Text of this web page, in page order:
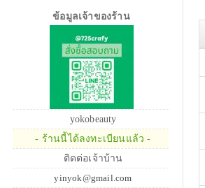
ข้อมูลเจ้าของร้าน
yokobeauty
- ร้านนี้ได้ลงทะเบียนแล้ว -
ติดต่อเจ้าบ้าน
yinyok@gmail.com